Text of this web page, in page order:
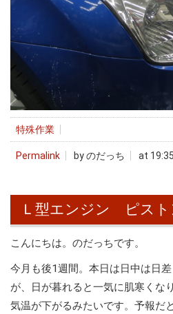
特殊作業
Permalink by のだっち at 19:35
Ｌ型エンジン ピスト
こんにちは。のだっちです。
今月も後1週間。本日は日中は日
が、日が暮れると一気に肌寒くな
気温が下がるみたいです。予報だ